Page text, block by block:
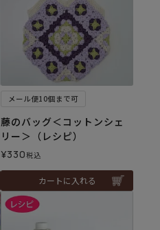
メール便10個まで可
藤のバッグ＜コットンシェ
リー＞（レシピ）
¥330税込
カートに入れる